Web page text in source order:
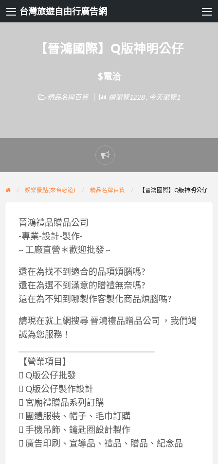
台灣旅遊自由行廣告網
【晉鴻國際】Q版神明公仔
$電洽
精品名牌百貨 總瀏覽1228 , 今天瀏覽1
Report
problem
娛樂景點(來台必遊) 精品名牌百貨 【晉鴻國際】Q版神明公仔
晉鴻禮品贈品公司
-專業-設計-製作-
~ 工廠直營＊歡迎批發 ~
還在為找不到適合的品項煩腦嗎?
還在為選不到滿意的贈禮無奈嗎?
還在為不知到哪製作客製化商品煩腦嗎?
請現在就上網搜尋 晉鴻禮品贈品公司 ，我們竭
誠為您服務！
【營業項目】
 Q版公仔批發
 Q版公仔製作設計
 宮廟禮贈品系列訂購
 團體服裝、帽子、毛巾訂購
 手機吊飾、鑰匙圈設計製作
 廣告印刷、宣導品、禮品、贈品、紀念品